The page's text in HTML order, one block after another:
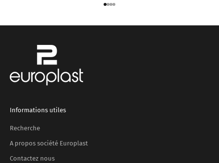
Aller à l'élément 1
Aller à l'élément 2
Aller à l'élément 3
Aller à l'élément 4
Informations utiles
Recherche
A propos société Europlast
Contactez nous